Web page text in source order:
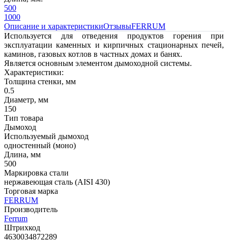
500
1000
Описание и характеристикиОтзывыFERRUM
Используется для отведения продуктов горения при
эксплуатации каменных и кирпичных стационарных печей,
каминов, газовых котлов в частных домах и банях.
Является основным элементом дымоходной системы.
Характеристики:
Толщина стенки, мм
0.5
Диаметр, мм
150
Тип товара
Дымоход
Используемый дымоход
одностенный (моно)
Длина, мм
500
Маркировка стали
нержавеющая сталь (AISI 430)
Торговая марка
FERRUM
Производитель
Ferrum
Штрихкод
4630034872289